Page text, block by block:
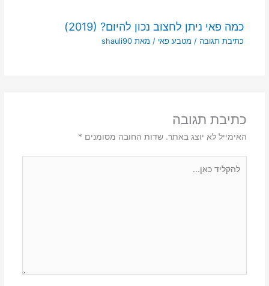
כמה פאי ניתן לחצוב נכון להיום? (2019)
כתיבת תגובה / מטבע פאי / מאת shauli90
כתיבת תגובה
האימייל לא יוצג באתר. שדות החובה מסומנים *
כאן...